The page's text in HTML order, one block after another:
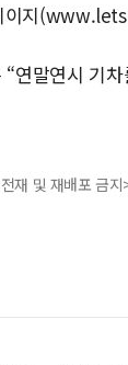
이지
연말연시 기
재 및 재배포 금지